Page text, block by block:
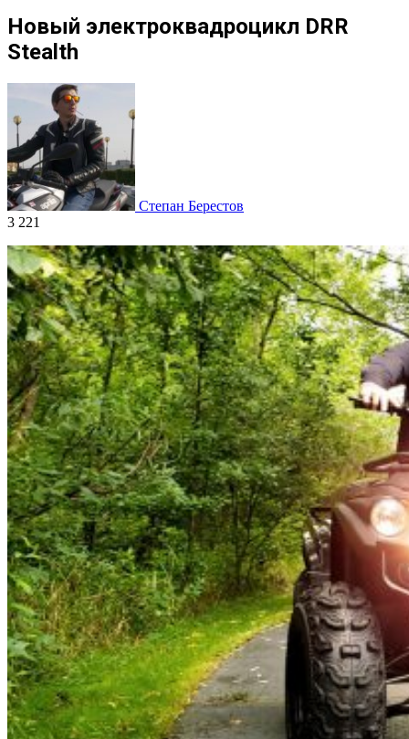
Новый электроквадроцикл DRR
Stealth
Степан Берестов
3 221